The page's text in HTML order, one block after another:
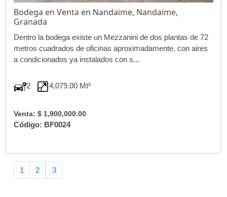
Bodega en Venta en Nandaime, Nandaime,
Granada
Dentro la bodega existe un Mezzanini de dos plantas de 72
metros cuadrados de oficinas aproximadamente, con aires
a condicionados ya instalados con s...
2 4,079.00 Mt²
Venta: $ 1,900,000.00
Código: BF0024
1 2 3